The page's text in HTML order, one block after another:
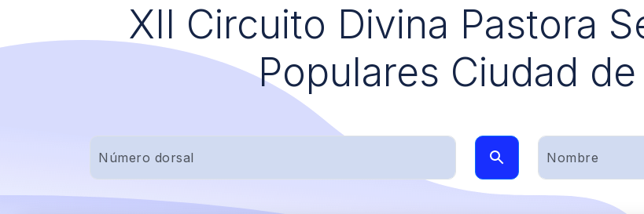
XII Circuito Divina Pastora
Populares Ciudad